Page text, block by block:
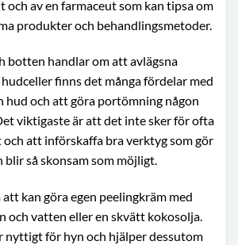
och av en farmaceut som kan tipsa om
produkter och behandlingsmetoder.
botten handlar om att avlägsna
finns det många fördelar med
hud och att göra portömning någon
viktigaste är att det inte sker för ofta
att införskaffa bra verktyg som gör
så skonsam som möjligt.
kan göra egen peelingkräm med
och vatten eller en skvätt kokosolja.
nyttigt för hyn och hjälper dessutom